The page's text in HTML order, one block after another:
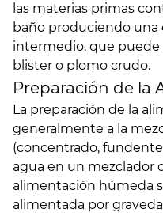
las materias primas
baño produciendo
intermedio, que puede
blister o plomo crudo.
Preparación de la
La preparación de la
generalmente a la
(concentrado,
agua en un mezclador
alimentación húmeda
alimentada por